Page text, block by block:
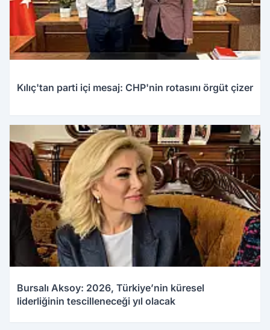
Kılıç'tan parti içi mesaj: CHP'nin rotasını örgüt çizer
Bursalı Aksoy: 2026, Türkiye’nin küresel
liderliğinin tescilleneceği yıl olacak